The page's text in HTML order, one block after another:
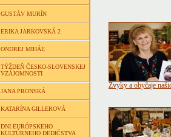
GUSTÁV MURÍN
ERIKA JARKOVSKÁ 2
ONDREJ MIHÁĽ
TÝŽDEŇ ČESKO-SLOVENSKEJ
VZÁJOMNOSTI
JANA PRONSKÁ
KATARÍNA GILLEROVÁ
DNI EURÓPSKEHO
KULTÚRNEHO DEDIČSTVA
Zvyky a obyčaje